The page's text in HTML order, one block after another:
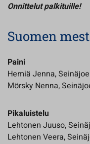
Onnittelut palkituille!
Suomen
Paini
Hemiä Jenna,
Mörsky Nenna,
Pikaluistelu
Lehtonen Juuso,
Lehtonen Veera,